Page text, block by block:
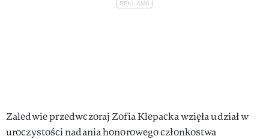
Zaledwie przedwczoraj Zofia Klepacka wzięła udział w
uroczystości nadania honorowego członkostwa